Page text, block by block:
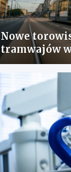
Nowe
tramwajów